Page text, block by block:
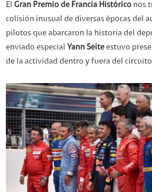
El Gran Premio de Francia Histórico nos
colisión inusual de diversas épocas del
pilotos que abarcaron la historia del
enviado especial Yann Seite estuvo
de la actividad dentro y fuera del